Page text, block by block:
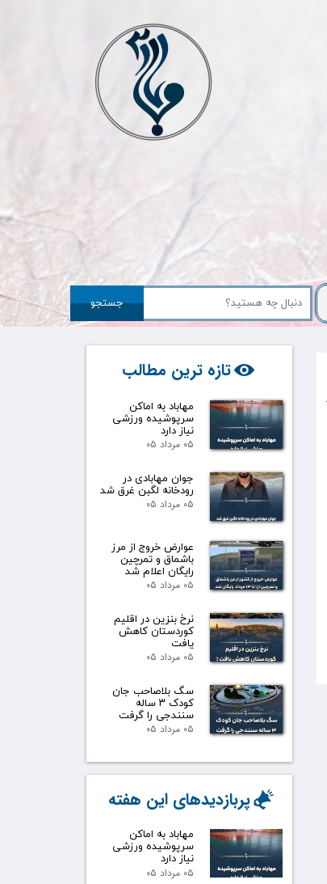
جستجو
تازه ترین مطالب
مهاباد به اماکن
سرپوشیده ورزشی
نیاز دارد
۰۵ مرداد ۰۵
جوان مهابادی در
رودخانه لگبن غرق شد
۰۵ مرداد ۰۵
عوارض خروج از مرز
باشماق و تمرچین
رایگان اعلام شد
۰۵ مرداد ۰۵
نرخ بنزین در اقلیم
کوردستان کاهش
یافت
۰۵ مرداد ۰۵
سگ بلاصاحب جان
کودک ۳ ساله
سنندجی را گرفت
۰۵ مرداد ۰۵
مهاباد به اماکن
سرپوشیده ورزشی
نیاز دارد
۰۵ مرداد ۰۵
پربازدیدهای این هفته